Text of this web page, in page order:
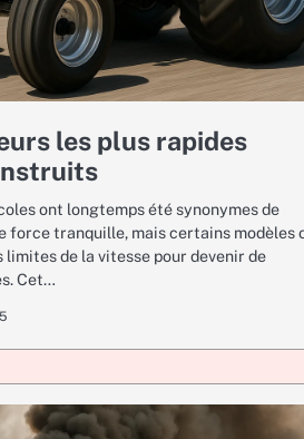
les plus rapides
ont longtemps été synonymes de
force tranquille, mais certains modèles
limites de la vitesse pour devenir de
Cet…